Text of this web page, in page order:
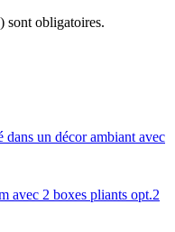
sont obligatoires.
avec 2 boxes pliants opt.2